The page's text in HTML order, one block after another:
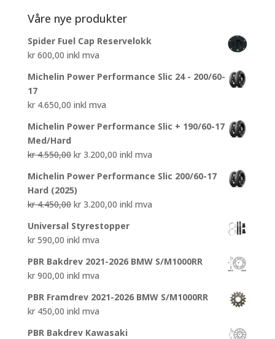
Våre nye produkter
Spider Fuel Cap Reservelokk
kr600,00 inkl mva
Michelin Power Performance Slic 24 - 200/60-
17
kr4.650,00 inkl mva
Michelin Power Performance Slic + 190/60-17
Med/Hard
kr4.550,00 Opprinnelig
var:
kr 4.550,00.
kr3.200,00Nåværende
er:
inkl mva
Michelin Power Performance Slic 200/60-17
Hard (2025)
kr4.450,00 Opprinnelig
var:
kr 4.450,00.
kr3.200,00Nåværende
er:
inkl mva
Universal Styrestopper
kr590,00 inkl mva
PBR Bakdrev 2021-2026 BMW S/M1000RR
kr900,00 inkl mva
PBR Framdrev 2021-2026 BMW S/M1000RR
kr450,00 inkl mva
PBR Bakdrev Kawasaki